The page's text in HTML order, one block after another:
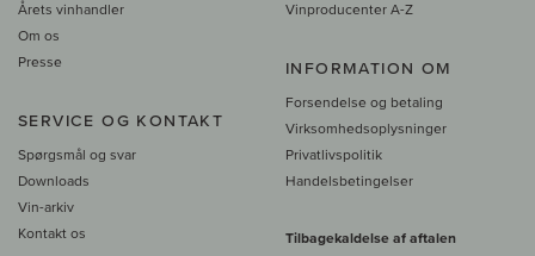
Årets vinhandler
Om os
Presse
SERVICE OG KONTAKT
Spørgsmål og svar
Downloads
Vin-arkiv
Kontakt os
Vinproducenter A-Z
INFORMATION OM
Forsendelse og betaling
Virksomhedsoplysninger
Privatlivspolitik
Handelsbetingelser
Tilbagekaldelse af aftalen